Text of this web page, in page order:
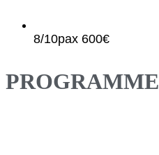
8/10pax 600€
PROGRAMME